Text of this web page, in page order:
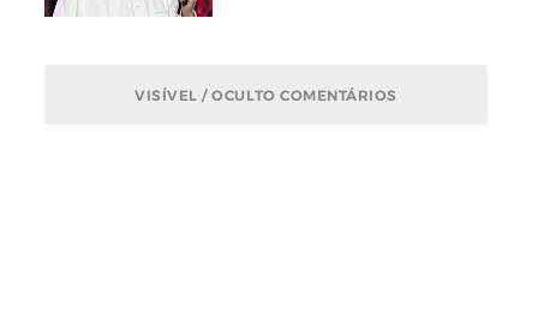
VISÍVEL / OCULTO COMENTÁRIOS